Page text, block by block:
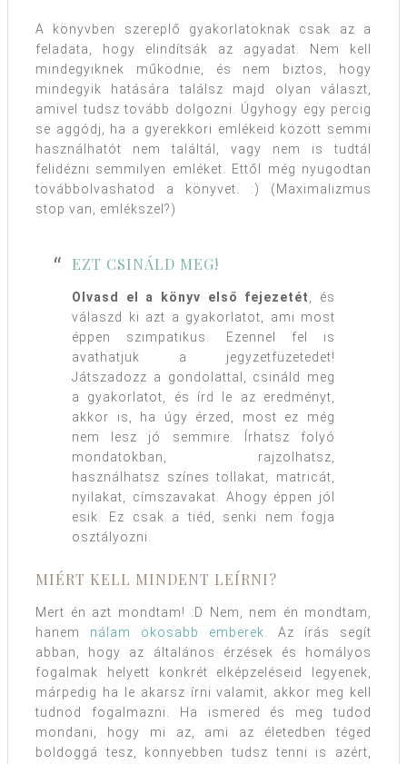
A könyvben szereplő gyakorlatoknak csak az a
feladata, hogy elindítsák az agyadat. Nem kell
mindegyiknek működnie, és nem biztos, hogy
mindegyik hatására találsz majd olyan választ,
amivel tudsz tovább dolgozni. Úgyhogy egy percig
se aggódj, ha a gyerekkori emlékeid között semmi
használhatót nem találtál, vagy nem is tudtál
felidézni semmilyen emléket. Ettől még nyugodtan
továbbolvashatod a könyvet. :) (Maximalizmus
stop van, emlékszel?)
EZT CSINÁLD MEG!
Olvasd el a könyv első fejezetét
, és
válaszd ki azt a gyakorlatot, ami most
éppen szimpatikus. Ezennel fel is
avathatjuk a jegyzetfüzetedet!
Játszadozz a gondolattal, csináld meg
a gyakorlatot, és írd le az eredményt,
akkor is, ha úgy érzed, most ez még
nem lesz jó semmire. Írhatsz folyó
mondatokban, rajzolhatsz,
használhatsz színes tollakat, matricát,
nyilakat, címszavakat. Ahogy éppen jól
esik. Ez csak a tiéd, senki nem fogja
osztályozni.
MIÉRT KELL MINDENT LEÍRNI?
Mert én azt mondtam! :D Nem, nem én mondtam,
hanem nálam okosabb emberek . Az írás segít
abban, hogy az általános érzések és homályos
fogalmak helyett konkrét elképzeléseid legyenek,
márpedig ha le akarsz írni valamit, akkor meg kell
tudnod fogalmazni. Ha ismered és meg tudod
mondani, hogy mi az, ami az életedben téged
boldoggá tesz, könnyebben tudsz tenni is azért,